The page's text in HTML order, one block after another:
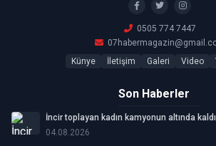
0505 774 7447
Künye
İletişim Galeri Video
Son Haberler
İncir toplayan kadın kamyonun altında kaldı
04.08.2026